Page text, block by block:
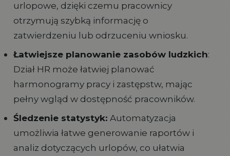
urlopowe, dzięki czemu pracownicy
otrzymują szybką informację o
zatwierdzeniu lub odrzuceniu wniosku.
Łatwiejsze planowanie zasobów ludzkich:
Dział HR może łatwiej planować
harmonogramy pracy i zastępstw, mając
pełny wgląd w dostępność pracowników.
Śledzenie statystyk: Automatyzacja
umożliwia łatwe generowanie raportów i
analiz dotyczących urlopów, co ułatwia